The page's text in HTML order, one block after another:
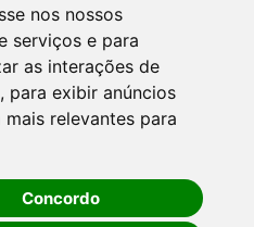
nos nossos
serviços e para
as interações de
, para exibir anúncios
mais relevantes para
Concordo
65 - Centro Bom
95765-000